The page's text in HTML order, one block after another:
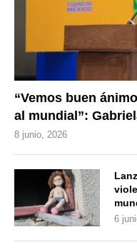
“Vemos buen
al mundial”:
8 junio, 2026
6